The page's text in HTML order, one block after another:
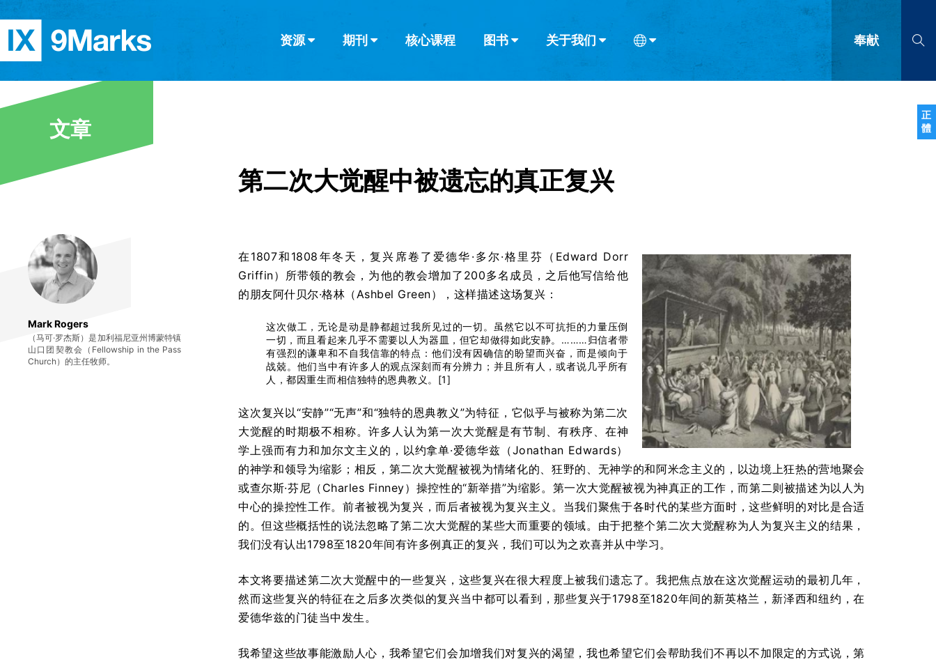
正
體
资源 期刊 核心课程 图书 关于我们 奉献
查看全部
查看全部
简体中文
文章
Mark Rogers
（马可·罗杰斯）是加利福尼亚州博蒙特镇
山口团契教会（Fellowship in the Pass
Church）的主任牧师。
第二次大觉醒中被遗忘的真正复兴
在1807和1808年冬天，复兴席卷了爱德华·多尔·格里芬（Edward Dorr
Griffin）所带领的教会，为他的教会增加了200多名成员，之后他写信给他
的朋友阿什贝尔·格林（Ashbel Green），这样描述这场复兴：
这次做工，无论是动是静都超过我所见过的一切。虽然它以不可抗拒的力量压倒
一切，而且看起来几乎不需要以人为器皿，但它却做得如此安静。………归信者带
有强烈的谦卑和不自我信靠的特点：他们没有因确信的盼望而兴奋，而是倾向于
战兢。他们当中有许多人的观点深刻而有分辨力；并且所有人，或者说几乎所有
人，都因重生而相信独特的恩典教义。[1]
这次复兴以“安静”“无声”和“独特的恩典教义”为特征，它似乎与被称为第二次
大觉醒的时期极不相称。许多人认为第一次大觉醒是有节制、有秩序、在神
学上强而有力和加尔文主义的，以约拿单·爱德华兹（Jonathan Edwards）
的神学和领导为缩影；相反，第二次大觉醒被视为情绪化的、狂野的、无神学的和阿米念主义的，以边境上狂热的营地聚会
或查尔斯·芬尼（Charles Finney）操控性的“新举措”为缩影。第一次大觉醒被视为神真正的工作，而第二则被描述为以人为
中心的操控性工作。前者被视为复兴，而后者被视为复兴主义。当我们聚焦于各时代的某些方面时，这些鲜明的对比是合适
的。但这些概括性的说法忽略了第二次大觉醒的某些大而重要的领域。由于把整个第二次大觉醒称为人为复兴主义的结果，
我们没有认出1798至1820年间有许多例真正的复兴，我们可以为之欢喜并从中学习。
本文将要描述第二次大觉醒中的一些复兴，这些复兴在很大程度上被我们遗忘了。我把焦点放在这次觉醒运动的最初几年，
然而这些复兴的特征在之后多次类似的复兴当中都可以看到，那些复兴于1798至1820年间的新英格兰，新泽西和纽约，在
爱德华兹的门徒当中发生。
我希望这些故事能激励人心，我希望它们会加增我们对复兴的渴望，我也希望它们会帮助我们不再以不加限定的方式说，第